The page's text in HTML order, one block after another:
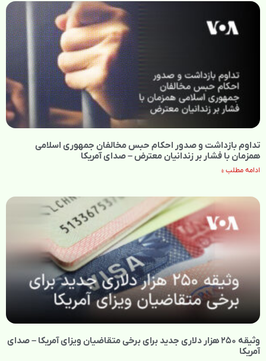
تداوم بازداشت و صدور احکام حبس مخالفان جمهوری اسلامی
همزمان با فشار بر زندانیان معترض – صدای آمریکا
ادامه مطلب »
وثیقه ۲۵۰ هزار دلاری جدید برای برخی متقاضیان ویزای آمریکا – صدای
آمریکا